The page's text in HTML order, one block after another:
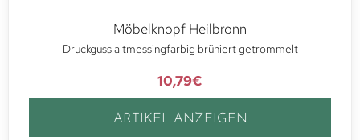
Möbelknopf Heilbronn
Druckguss altmessingfarbig brüniert getrommelt
10,79€
ARTIKEL ANZEIGEN